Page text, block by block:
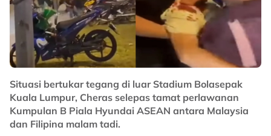
mencuri perhatian peminat sambil mempersoal nasib
AC Milan musim ini.
No node context available.
Related Topics
#Ruben Amorim #AC Milan #bola sepak
Situasi bertukar tegang di luar Stadium Bolasepak
Kuala Lumpur, Cheras selepas tamat perlawanan
Kumpulan B Piala Hyundai ASEAN antara Malaysia
dan Filipina malam tadi.